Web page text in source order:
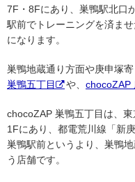
7F・8Fにあり、巣鴨駅北口
駅前でトレーニングを済ま
になります。
巣鴨地蔵通り方面や庚申塚
巣鴨五丁目
や、 chocoZAP
chocoZAP 巣鴨五丁目は、
1Fにあり、都電荒川線「新
巣鴨駅前というより、巣鴨
う店舗です。